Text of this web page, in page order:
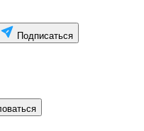
Подписаться